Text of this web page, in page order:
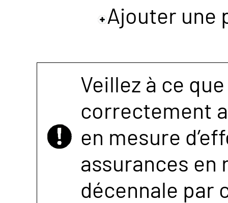
Ajouter une
Veillez à ce
correctement
en mesure
assurances
décennale par